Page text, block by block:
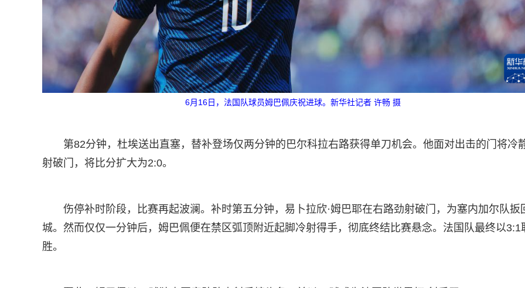
6月16日，法国队球员姆巴佩庆祝进球。新华社记者 许畅 摄
第82分钟，杜埃送出直塞，替补登场仅两分钟的巴尔科拉右路获得单刀机会。他面对出击的门将冷
射破门，将比分扩大为2:0。
伤停补时阶段，比赛再起波澜。补时第五分钟，易卜拉欣·姆巴耶在右路劲射破门，为塞内加尔队扳
城。然而仅仅一分钟后，姆巴佩便在禁区弧顶附近起脚冷射得手，彻底终结比赛悬念。法国队最终以3:1
胜。